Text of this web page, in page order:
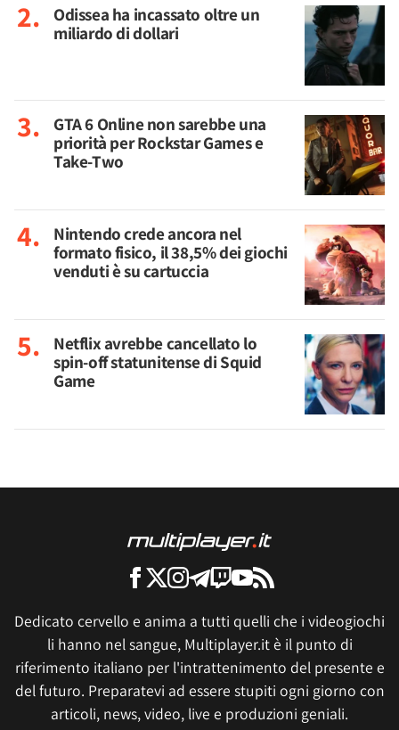
Odissea ha incassato oltre un
miliardo di dollari
GTA 6 Online non sarebbe una
priorità per Rockstar Games e
Take-Two
Nintendo crede ancora nel
formato fisico, il 38,5% dei giochi
venduti è su cartuccia
Netflix avrebbe cancellato lo
spin-off statunitense di Squid
Game
Dedicato cervello e anima a tutti quelli che i videogiochi
li hanno nel sangue, Multiplayer.it è il punto di
riferimento italiano per l'intrattenimento del presente e
del futuro. Preparatevi ad essere stupiti ogni giorno con
articoli, news, video, live e produzioni geniali.